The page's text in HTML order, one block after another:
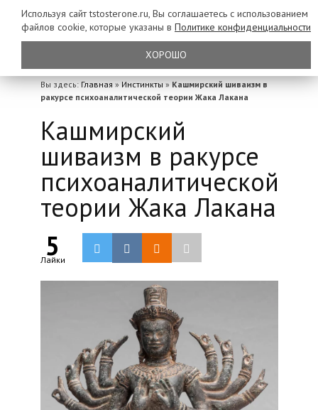
Вы здесь: Главная » Инстинкты » Кашмирский шиваизм в
ракурсе психоаналитической теории Жака Лакана
Кашмирский
шиваизм в ракурсе
психоаналитической
теории Жака Лакана
5
Лайки
Используя сайт tstosterone.ru, Вы соглашаетесь с использованием
файлов cookie, которые указаны в Политике конфиденциальности
ХОРОШО